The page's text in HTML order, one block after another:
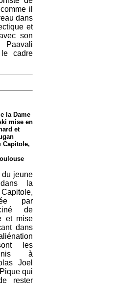
il
dans
et
son
cadre
la Dame
mise en
et
Capitole,
du jeune
la
par
de
et mise
dans
les
à
Joel
qui
rester